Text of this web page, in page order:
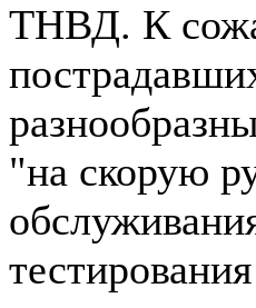
ТНВД. К
"на скорую